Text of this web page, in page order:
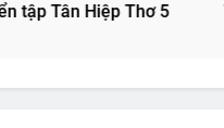
Hiệp Thơ 5 Tác
15 Years